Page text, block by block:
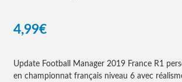
4,99€
Update Football Manager 2019 France R1
en championnat français niveau 6 avec